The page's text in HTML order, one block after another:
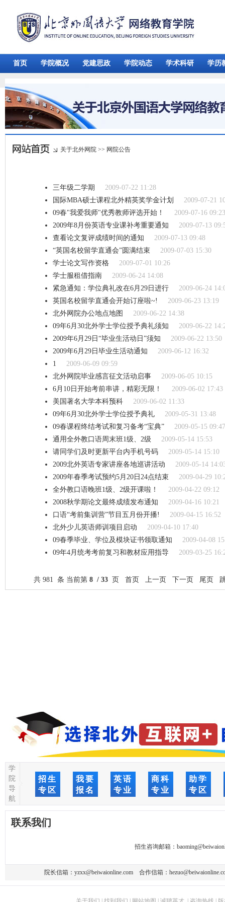
首页 学院概况 党建思政 学院动态 学术科研 学历
关于北外网院 >> 网院公告
三年级二学期
2009-07-22 11:28
国际MBA硕士课程北外精英奖学金计划
2009-07-21
09春"我爱我师"优秀教师评选开始！
2009-07-16 09:23
2009年8月份英语专业课补考重要通知
2009-07-13
查看论文复评成绩时间的通知
2009-07-13 09:48
“英国名校留学直通会”圆满结束
2009-07-03 15:30
学士论文写作资格
2009-07-01 10:26
学士服租借指南
2009-06-24 14:08
紧急通知：学位典礼改在6月29日进行
2009-06-24
英国名校留学直通会开始订座啦~!
2009-06-23 13:19
北外网院办公地点地图
2009-06-22 14:38
09年6月30北外学士学位授予典礼须知
2009-06-22
2009年6月29日“毕业生活动日”须知
2009-06-22 13:50
2009年6月29日毕业生活动通知
2009-06-12 16:32
1
2009-06-09 09:59
北外网院毕业感言征文活动启事
2009-06-05 10:15
6月10日开始考前串讲，精彩无限！
2009-06-02 17:43
美国著名大学本科预科
2009-06-02 11:33
09年6月30北外学士学位授予典礼
2009-05-31 13:48
09春课程终结考试和复习备考“宝典”
2009-05-15 09:47
通用全外教口语周末班1级、2级
2009-05-14 15:53
请同学们及时更新平台内手机号码
2009-05-14 15:10
2009北外英语专家讲座各地巡讲活动
2009-05-14
2009年春季考试预约5月20日24点结束
2009-04-29
全外教口语晚班1级、2级开课啦！
2009-04-22 09:12
2008秋学期论文最终成绩发布通知
2009-04-16 10:21
口语“考前集训营”节目五月份开播!
2009-04-15 16:52
北外少儿英语师训项目启动
2009-04-10 17:40
09春季毕业、学位及模块证书领取通知
2009-04-08
09年4月统考考前复习和教材应用指导
2009-03-25
共 981 条 当前第 8 / 33 页 首页 上一页 下一页 尾页
学
院
导
航
招生
专区
我要
报名
英语
专业
商科
专业
助学
专区
联系我们
招生咨询邮箱：
院长信箱： yzxx@beiwaionline.com 合作信箱：